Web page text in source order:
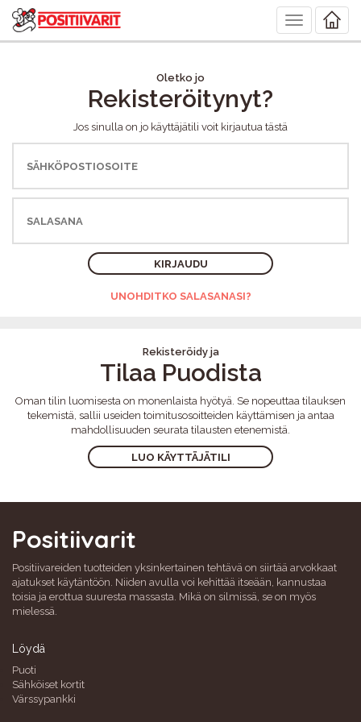
Toggle
navigation
Oletko jo
Rekisteröitynyt?
Jos sinulla on jo käyttäjätili voit kirjautua tästä
KIRJAUDU
UNOHDITKO SALASANASI?
Rekisteröidy ja
Tilaa Puodista
Oman tilin luomisesta on monenlaista hyötyä. Se nopeuttaa tilauksen
tekemistä, sallii useiden toimitusosoitteiden käyttämisen ja antaa
mahdollisuuden seurata tilausten etenemistä.
LUO KÄYTTÄJÄTILI
Positiivarit
Positiivareiden tuotteiden yksinkertainen tehtävä on siirtää arvokkaat
ajatukset käytäntöön. Niiden avulla voi kehittää itseään, kannustaa
toisia ja erottua suuresta massasta. Mikä on silmissä, se on myös
mielessä.
Löydä
Puoti
Sähköiset kortit
Värssypankki